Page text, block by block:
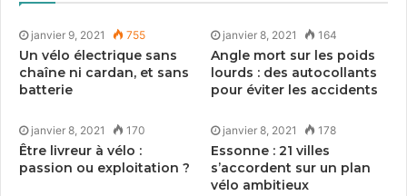
janvier 9, 2021 755
Un vélo électrique sans
chaîne ni cardan, et sans
batterie
janvier 8, 2021 164
Angle mort sur les poids
lourds : des autocollants
pour éviter les accidents
janvier 8, 2021 170
Être livreur à vélo :
passion ou exploitation ?
janvier 8, 2021 178
Essonne : 21 villes
s’accordent sur un plan
vélo ambitieux